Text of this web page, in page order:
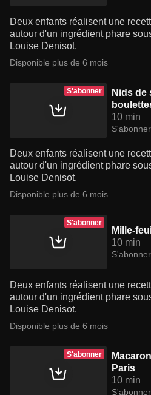
Deux enfants réalisent une
autour d'un ingrédient phare
Louise Denisot.
Disponible plus de 6 mois
S'abonner
Nids de
10 min
S'abonner
Deux enfants réalisent une
autour d'un ingrédient phare
Louise Denisot.
Disponible plus de 6 mois
S'abonner
Mille-
10 min
S'abonner
Deux enfants réalisent une
autour d'un ingrédient phare
Louise Denisot.
Disponible plus de 6 mois
S'abonner
Paris
10 min
S'abonner